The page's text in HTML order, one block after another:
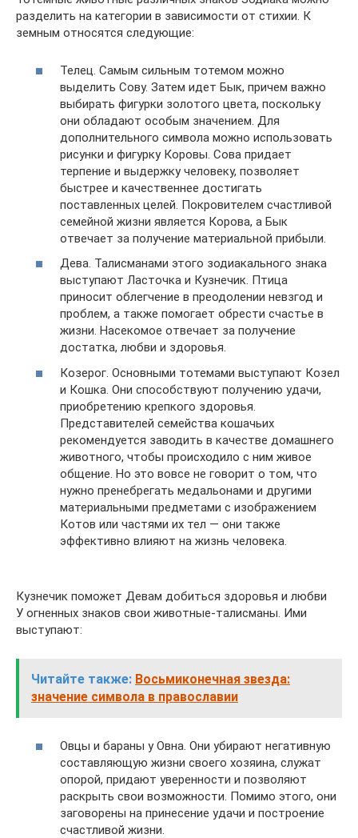
разделить на категории в зависимости от стихии. К
земным относятся следующие:
Телец. Самым сильным тотемом можно
выделить Сову. Затем идет Бык, причем важно
выбирать фигурки золотого цвета, поскольку
они обладают особым значением. Для
дополнительного символа можно использовать
рисунки и фигурку Коровы. Сова придает
терпение и выдержку человеку, позволяет
быстрее и качественнее достигать
поставленных целей. Покровителем счастливой
семейной жизни является Корова, а Бык
отвечает за получение материальной прибыли.
Дева. Талисманами этого зодиакального знака
выступают Ласточка и Кузнечик. Птица
приносит облегчение в преодолении невзгод и
проблем, а также помогает обрести счастье в
жизни. Насекомое отвечает за получение
достатка, любви и здоровья.
Козерог. Основными тотемами выступают Козел
и Кошка. Они способствуют получению удачи,
приобретению крепкого здоровья.
Представителей семейства кошачьих
рекомендуется заводить в качестве домашнего
животного, чтобы происходило с ним живое
общение. Но это вовсе не говорит о том, что
нужно пренебрегать медальонами и другими
материальными предметами с изображением
Котов или частями их тел — они также
эффективно влияют на жизнь человека.
Кузнечик поможет Девам добиться здоровья и любви
У огненных знаков свои животные-талисманы. Ими
выступают:
Читайте также: Восьмиконечная звезда:
значение символа в православии
Овцы и бараны у Овна. Они убирают негативную
составляющую жизни своего хозяина, служат
опорой, придают уверенности и позволяют
раскрыть свои возможности. Помимо этого, они
заговорены на принесение удачи и построение
счастливой жизни.